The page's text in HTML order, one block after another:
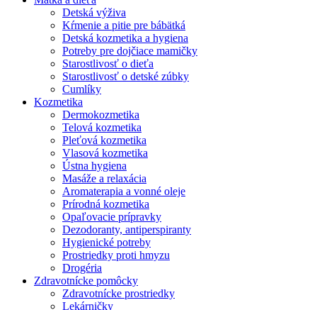
Detská výživa
Kŕmenie a pitie pre bábätká
Detská kozmetika a hygiena
Potreby pre dojčiace mamičky
Starostlivosť o dieťa
Starostlivosť o detské zúbky
Cumlíky
Kozmetika
Dermokozmetika
Telová kozmetika
Pleťová kozmetika
Vlasová kozmetika
Ústna hygiena
Masáže a relaxácia
Aromaterapia a vonné oleje
Prírodná kozmetika
Opaľovacie prípravky
Dezodoranty, antiperspiranty
Hygienické potreby
Prostriedky proti hmyzu
Drogéria
Zdravotnícke pomôcky
Zdravotnícke prostriedky
Lekárničky